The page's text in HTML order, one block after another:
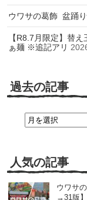
ウワサの葛飾 盆踊
【R8.7月限定】替
ぁ麺 ※追記アリ
過去の記事
人気の記事
ウワサ
→31版】